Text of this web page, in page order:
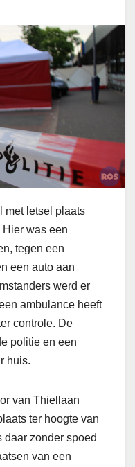
met letsel plaats
was een
tegen een
een auto aan
werd er
ambulance heeft
controle. De
politie en een
huis.
van Thiellaan
ter hoogte van
daar zonder spoed
van een